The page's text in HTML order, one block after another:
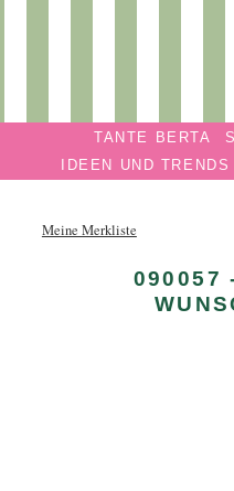
BERTA
Privatmanufaktur
Navigation überspringenTANTE BERTA
IDEEN UND TRENDS
Meine Merkliste
090057